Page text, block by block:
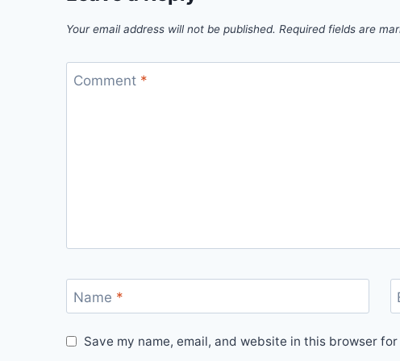
Your email address will not be published. Required fields are
Comment *
Name *
Save my name, email, and website in this browser